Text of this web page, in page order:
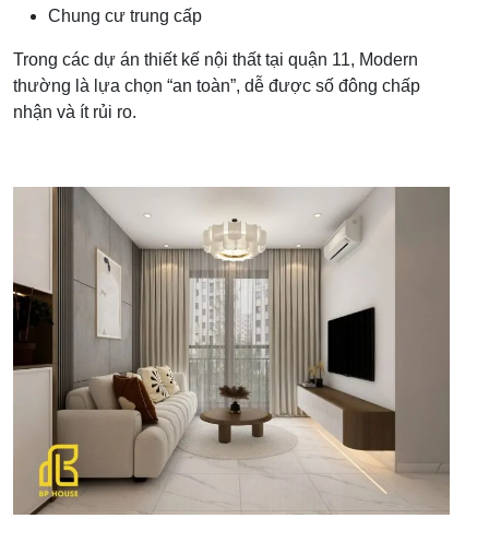
Chung cư trung cấp
Trong các dự án thiết kế nội thất tại quận 11, Modern
thường là lựa chọn “an toàn”, dễ được số đông chấp
nhận và ít rủi ro.